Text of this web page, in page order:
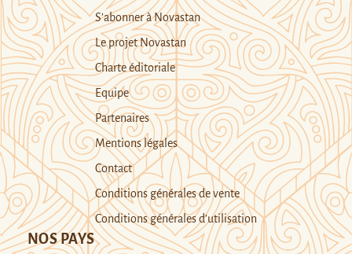
S’abonner à Novastan
Le projet Novastan
Charte éditoriale
Equipe
Partenaires
Mentions légales
Contact
Conditions générales de vente
Conditions générales d’utilisation
NOS PAYS